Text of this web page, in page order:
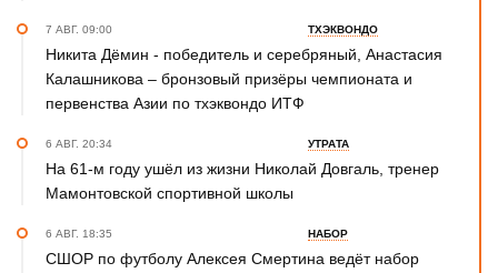
7 АВГ. 09:00 ТХЭКВОНДО
Никита Дёмин - победитель и серебряный, Анастасия
Калашникова – бронзовый призёры чемпионата и
первенства Азии по тхэквондо ИТФ
6 АВГ. 20:34 УТРАТА
На 61-м году ушёл из жизни Николай Довгаль, тренер
Мамонтовской спортивной школы
6 АВГ. 18:35 НАБОР
СШОР по футболу Алексея Смертина ведёт набор